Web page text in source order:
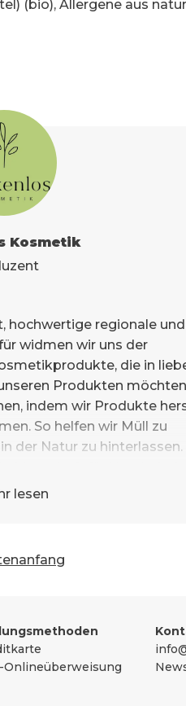
(bio), Allergene aus
Kosmetik
hochwertige regionale und
widmen wir uns der
die in
Produkten
indem wir Produkte
So helfen wir Müll zu
der Natur zu hinterlassen.
Regionalität, wann
aus dem Herzen lacht. Wir
lesen
Onlineüberweisung